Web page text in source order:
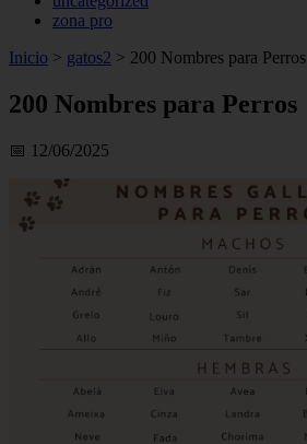
zona pro
Inicio > gatos2 > 200 Nombres para Perros
200 Nombres para Perros
📅 12/06/2025